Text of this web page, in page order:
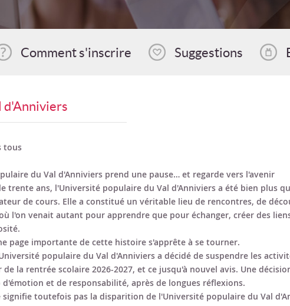
Comment s'inscrire Suggestions
d'Anniviers
tous
du Val d'Anniviers prend une pause… et regarde vers l'avenir
trente ans, l'Université populaire du Val d'Anniviers a été bien plus
de cours. Elle a constitué un véritable lieu de rencontres, de
l'on venait autant pour apprendre que pour échanger, créer des
page importante de cette histoire s'apprête à se tourner.
populaire du Val d'Anniviers a décidé de suspendre les
la rentrée scolaire 2026-2027, et ce jusqu'à nouvel avis. Une
d'émotion et de responsabilité, après de longues réflexions.
signifie toutefois pas la disparition de l'Université populaire du Val